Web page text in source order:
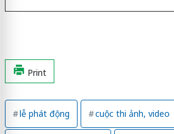
Print
lễ phát động cuộc thi ảnh, video